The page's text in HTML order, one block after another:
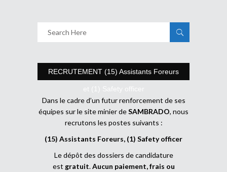
RECRUTEMENT (15) Assistants Foreurs
et (1) Safety officer
Dans le cadre d’un futur renforcement de ses
équipes sur le site minier deSAMBRADO, nous
recrutons les postes suivants :
(15) Assistants Foreurs, (1) Safety officer
Le dépôt des dossiers de candidature
est gratuit.Aucun paiement, frais ou